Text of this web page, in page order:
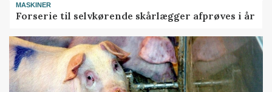
MASKINER
Forserie til selvkørende skårlægger afprøves i år